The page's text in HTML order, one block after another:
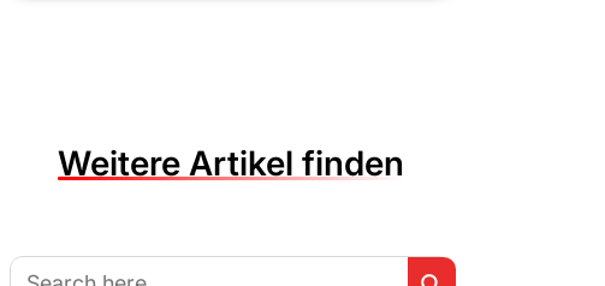
Weitere Artikel finden
Search
Search Button